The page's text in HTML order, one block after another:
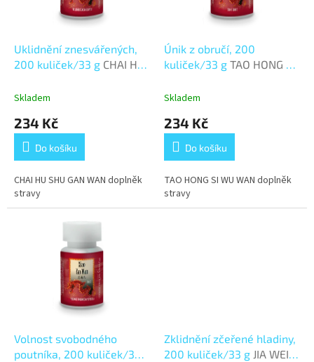
Uklidnění znesvářených,
200 kuliček/33 g CHAI HU
Skladem
234 Kč
Do košíku
CHAI HU SHU GAN WAN doplněk
stravy
Únik z obručí, 200
kuliček/33 g TAO HONG SI
Skladem
234 Kč
Do košíku
TAO HONG SI WU WAN doplněk
stravy
Volnost svobodného
poutníka, 200 kuliček/33 g
Zklidnění zčeřené hladiny,
200 kuliček/33 g JIA WEI